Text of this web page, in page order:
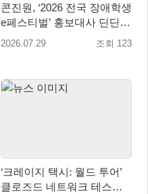
콘진원, ‘2026 전국 장애학생
e페스티벌’ 홍보대사 딘딘
위촉
2026.07.29 조회 123
‘크레이지 택시: 월드 투어’
클로즈드 네트워크 테스트